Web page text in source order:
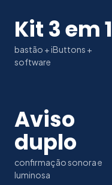
Kit 3 em 1
bastão + iButtons +
software
Aviso
duplo
confirmação sonora e
luminosa